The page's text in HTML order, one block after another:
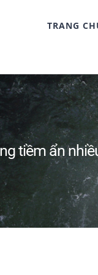
TRANG
tiềm ẩn